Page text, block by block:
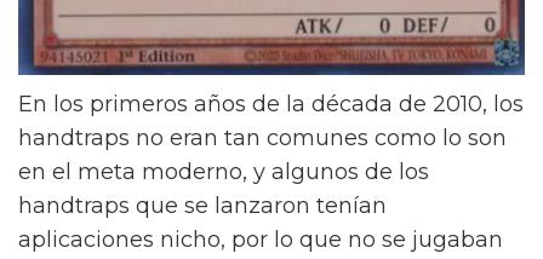
En los primeros años de la década de 2010, los
handtraps no eran tan comunes como lo son
en el meta moderno, y algunos de los
handtraps que se lanzaron tenían
aplicaciones nicho, por lo que no se jugaban